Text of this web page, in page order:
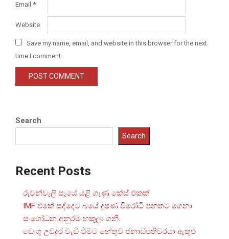
Email *
Website
Save my name, email, and website in this browser for the next
time I comment.
Search
Search
Recent Posts
රුවන්වැලි සෑයේ යළි ගෑණු කේස් එකක්
IMF එකේ සද්දෙට බයේ දූෂණ විරෝධී පනතට ගෙනා
සංශෝධන අනුරම හකුලා ගනී.
ඩෙංගු උවදුර වැඩි වීමට හේතුව ජනාධිපතිවරයා ඇතුළු